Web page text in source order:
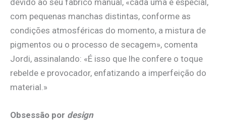
devido ao seu fabrico manual, «cada uma é especial,
com pequenas manchas distintas, conforme as
condições atmosféricas do momento, a mistura de
pigmentos ou o processo de secagem», comenta
Jordi, assinalando: «É isso que lhe confere o toque
rebelde e provocador, enfatizando a imperfeição do
material.»
Obsessão por design